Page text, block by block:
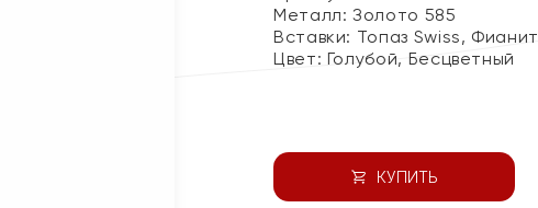
Металл:Золото 585
Вставки: Топаз Swiss, Фианит
Цвет: Голубой, Бесцветный
КУПИТЬ